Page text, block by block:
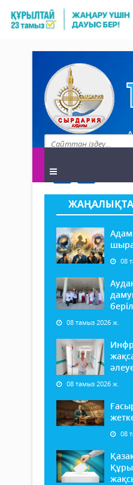
08
08 тамыз 2026 ж.
08 тамыз 2026 ж.
08